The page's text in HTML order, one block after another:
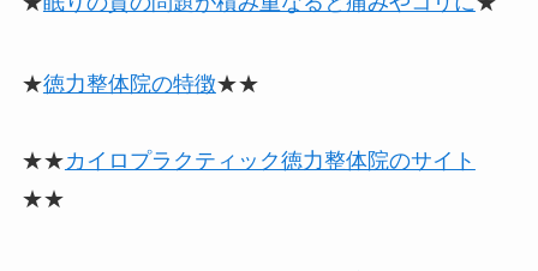
★徳力整体院の特徴★★
★★カイロプラクティック徳力整体院のサイト
★★